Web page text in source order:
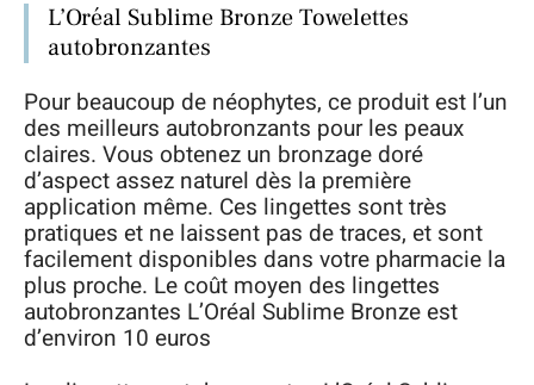
L’Oréal Sublime Bronze Towelettes
autobronzantes
Pour beaucoup de néophytes, ce produit est l’un
des meilleurs autobronzants pour les peaux
claires. Vous obtenez un bronzage doré
d’aspect assez naturel dès la première
application même. Ces lingettes sont très
pratiques et ne laissent pas de traces, et sont
facilement disponibles dans votre pharmacie la
plus proche. Le coût moyen des lingettes
autobronzantes L’Oréal Sublime Bronze est
d’environ 10 euros